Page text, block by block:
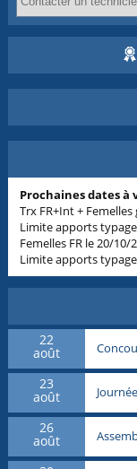
Prochaines dates à
Trx FR+Int +
Limite apports
Femelles FR le 20/10/
Limite apports
22
août
23
août
26
août